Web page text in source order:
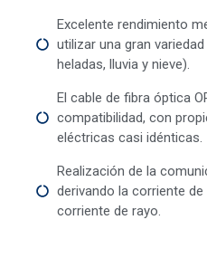
Excelente rendimiento
utilizar una gran
heladas, lluvia y nieve).
El cable de fibra óptica
compatibilidad, con
eléctricas casi idénticas.
Realización de la
derivando la corriente
corriente de rayo.